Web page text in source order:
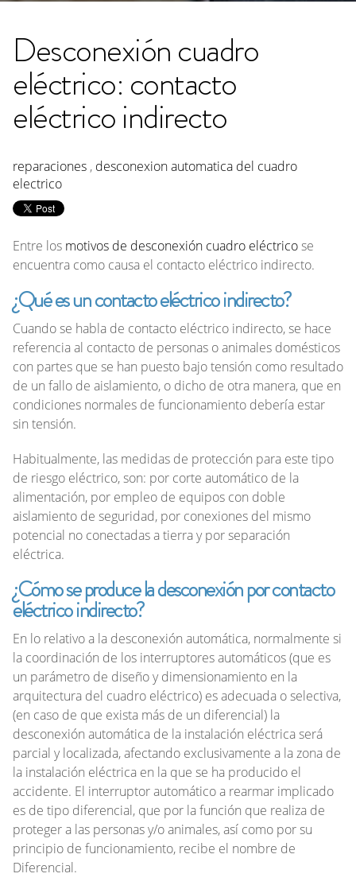
Desconexión cuadro
eléctrico: contacto
eléctrico indirecto
reparaciones , desconexion automatica del cuadro
electrico
Entre los motivos de desconexión cuadro eléctricose
encuentra como causa el contacto eléctrico indirecto.
¿Qué es un contacto eléctrico indirecto?
Cuando se habla de contacto eléctrico indirecto, se hace
referencia al contacto de personas o animales domésticos
con partes que se han puesto bajo tensión como resultado
de un fallo de aislamiento, o dicho de otra manera, que en
condiciones normales de funcionamiento debería estar
sin tensión.
Habitualmente, las medidas de protección para este tipo
de riesgo eléctrico, son: por corte automático de la
alimentación, por empleo de equipos con doble
aislamiento de seguridad, por conexiones del mismo
potencial no conectadas a tierra y por separación
eléctrica.
¿Cómo se produce la desconexión por contacto
eléctrico indirecto?
En lo relativo a la desconexión automática, normalmente si
la coordinación de los interruptores automáticos (que es
un parámetro de diseño y dimensionamiento en la
arquitectura del cuadro eléctrico) es adecuada o selectiva,
(en caso de que exista más de un diferencial) la
desconexión automática de la instalación eléctrica será
parcial y localizada, afectando exclusivamente a la zona de
la instalación eléctrica en la que se ha producido el
accidente. El interruptor automático a rearmar implicado
es de tipo diferencial, que por la función que realiza de
proteger a las personas y/o animales, así como por su
principio de funcionamiento, recibe el nombre de
Diferencial.